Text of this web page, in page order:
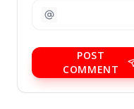
POST
COMMENT